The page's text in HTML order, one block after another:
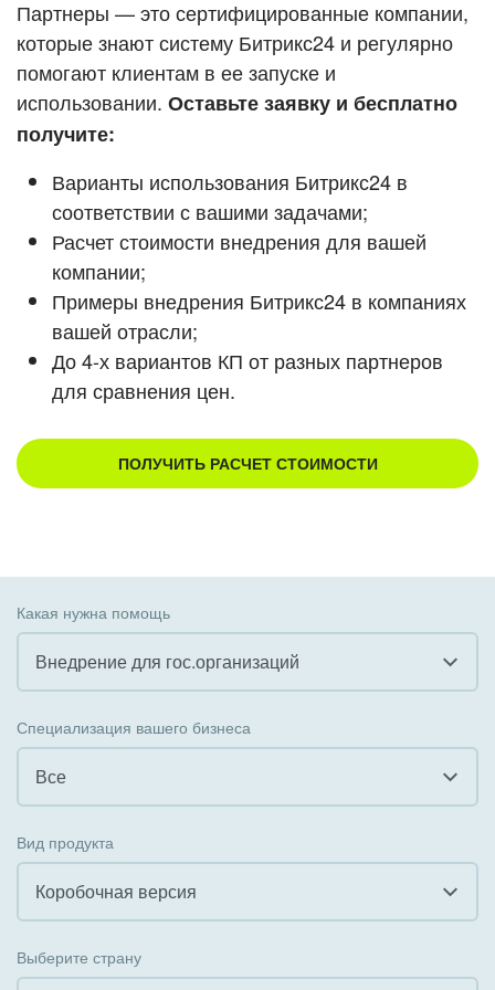
ВХОД
ВХОД
Смотреть видеокейсы
Партнеры — это сертифицированные компании,
которые знают систему Битрикс24 и регулярно
помогают клиентам в ее запуске и
использовании. Оставьте заявку и бесплатно
получите:
Варианты использования Битрикс24 в
соответствии с вашими задачами;
Расчет стоимости внедрения для вашей
компании;
Примеры внедрения Битрикс24 в компаниях
вашей отрасли;
До 4-х вариантов КП от разных партнеров
для сравнения цен.
ПОЛУЧИТЬ РАСЧЕТ СТОИМОСТИ
Какая нужна помощь
Внедрение для гос.организаций
Внедрение КЭДО
Интеграция с 1С
Организация задач и проектов
Внедрение Бизнес-процессов
Специализация вашего бизнеса
Все
Государственные организации
Коммунальные услуги, ЖКХ
Вид продукта
Коробочная версия
Выберите страну